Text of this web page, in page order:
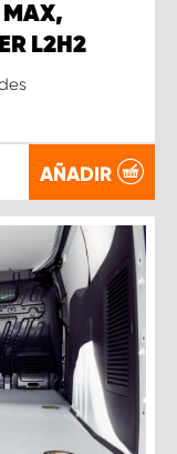
MAX,
L2H2
AÑADIR